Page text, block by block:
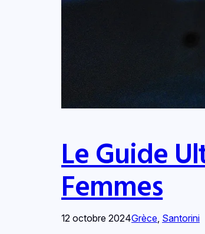
Le Guide
Femmes
12 octobre 2024Grèce, Santorini